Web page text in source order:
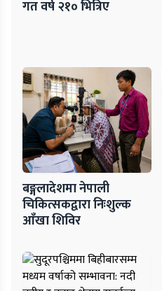
गत वर्ष २१० भित्रिए
बङ्गलादेशमा नेपाली
चिकित्सकद्वारा निःशुल्क
आँखा शिविर